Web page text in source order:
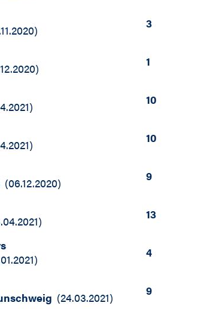
) 3
) 1
) 10
) 10
(06.12.2020) 9
) 13
) 4
(24.03.2021) 9